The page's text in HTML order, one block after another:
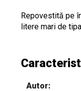
Repovestită pe
litere mari de
Autor: